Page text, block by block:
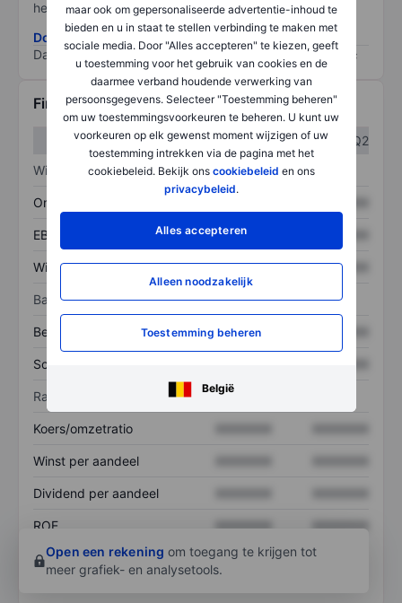
maar ook om gepersonaliseerde advertentie-inhoud te
bieden en u in staat te stellen verbinding te maken met
sociale media. Door "Alles accepteren" te kiezen, geeft
u toestemming voor het gebruik van cookies en de
daarmee verband houdende verwerking van
persoonsgegevens. Selecteer "Toestemming beheren"
om uw toestemmingsvoorkeuren te beheren. U kunt uw
voorkeuren op elk gewenst moment wijzigen of uw
toestemming intrekken via de pagina met het
cookiebeleid. Bekijk ons cookiebeleid en ons
privacybeleid.
Alles accepteren
Alleen noodzakelijk
Toestemming beheren
België
het grootste risico).
Download de ESG-risicomethodologie
Data provided by
/
Financiële gegevens
Q1
Q2
Winst/verlies
Omzet
EBITDA XXXXXXX
Winst XXXXXXX XXXXXXX
Balans
Bezittingen XXXXXXX
Schulden
Ratio's
Koers/omzetratio
Winst per aandeel
Dividend per aandeel
ROE XXXXXXX
XXXXXXX
Open een rekening om toegang te krijgen tot
meer grafiek- en analysetools.